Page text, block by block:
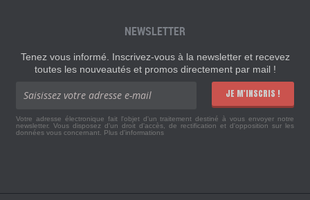
NEWSLETTER
Tenez vous informé. Inscrivez-vous à la newsletter et recevez
toutes les nouveautés et promos directement par mail !
JE M'INSCRIS !
Votre adresse électronique fait l'objet d'un traitement destiné à vous envoyer notre
newsletter. Vous disposez d'un droit d'accès, de rectification et d'opposition sur les
données vous concernant. Plus d'informations